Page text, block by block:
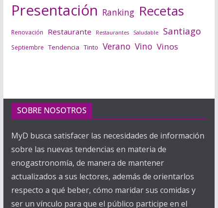
Presentación Ranking Recetas
Renovación Restaurante Restaurantes Saludable Santiago
Septiembre Tendencia Tinto Verano Vino Vinos
SOBRE NOSOTROS
MyD busca satisfacer las necesidades de información
sobre las nuevas tendencias en materia de
enogastronomía, de manera de mantener
actualizados a sus lectores, además de orientarlos
respecto a qué beber, cómo maridar sus comidas y
ser un vínculo para que el público participe en el